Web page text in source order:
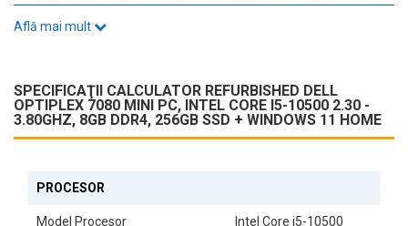
timpi de răspuns rapizi și o experiență fluidă, fie că lucrați la
Conectivitate Versatilă
Calculatorul DELL OptiPlex 7080 vine echipat cu o gamă variată de
1x USB 3.2 Gen 2 Type-A cu PowerShare
2x DisplayPort
Află mai mult
SPECIFICAŢII CALCULATOR REFURBISHED DELL
OPTIPLEX 7080 MINI PC, INTEL CORE I5-10500 2.30 -
3.80GHZ, 8GB DDR4, 256GB SSD + WINDOWS 11 HOME
PROCESOR
Model Procesor Intel Core i5-10500